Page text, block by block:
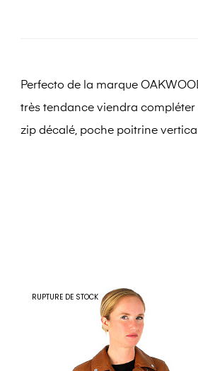
Perfecto de la marque
très tendance viendra compléter
zip décalé, poche poitrine
RUPTURE DE STOCK